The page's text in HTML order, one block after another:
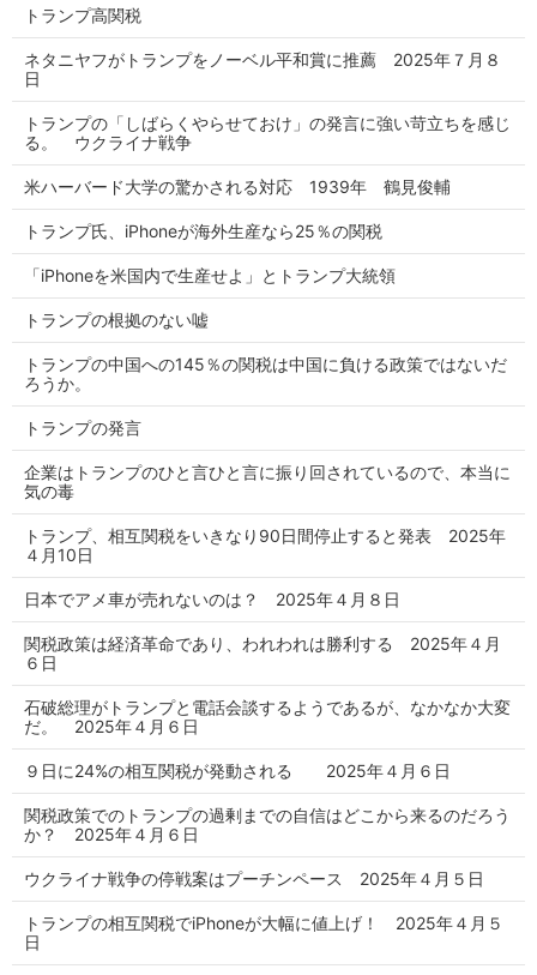
トランプ高関税
ネタニヤフがトランプをノーベル平和賞に推薦 2025年７月８
日
トランプの「しばらくやらせておけ」の発言に強い苛立ちを感じ
る。 ウクライナ戦争
米ハーバード大学の驚かされる対応 1939年 鶴見俊輔
トランプ氏、iPhoneが海外生産なら25％の関税
「iPhoneを米国内で生産せよ」とトランプ大統領
トランプの根拠のない嘘
トランプの中国への145％の関税は中国に負ける政策ではないだ
ろうか。
トランプの発言
企業はトランプのひと言ひと言に振り回されているので、本当に
気の毒
トランプ、相互関税をいきなり90日間停止すると発表 2025年
４月10日
日本でアメ車が売れないのは？ 2025年４月８日
関税政策は経済革命であり、われわれは勝利する 2025年４月
６日
石破総理がトランプと電話会談するようであるが、なかなか大変
だ。 2025年４月６日
９日に24%の相互関税が発動される 2025年４月６日
関税政策でのトランプの過剰までの自信はどこから来るのだろう
か？ 2025年４月６日
ウクライナ戦争の停戦案はプーチンペース 2025年４月５日
トランプの相互関税でiPhoneが大幅に値上げ！ 2025年４月５
日